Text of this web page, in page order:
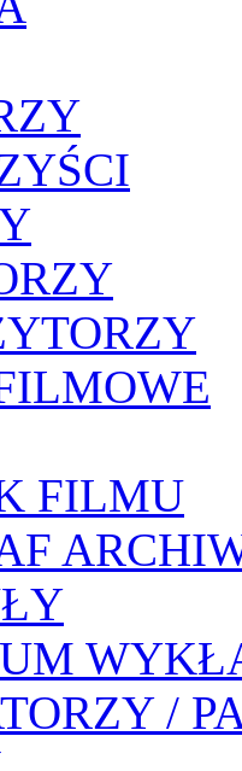
FILMU
/